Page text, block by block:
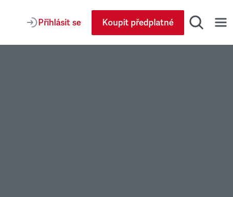
Přihlásit se Koupit předplatné